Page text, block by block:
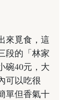
來覓食，這
段的「林家
碗40元，大
可以吃很
單但香氣十